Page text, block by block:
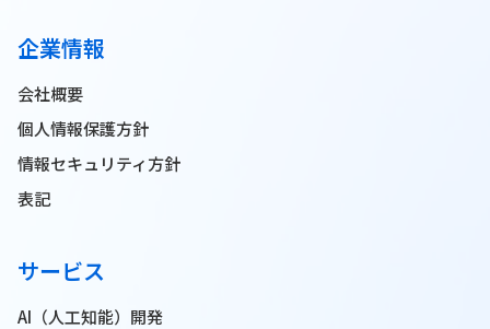
企業情報
会社概要
個人情報保護方針
情報セキュリティ方針
表記
サービス
AI（人工知能）開発